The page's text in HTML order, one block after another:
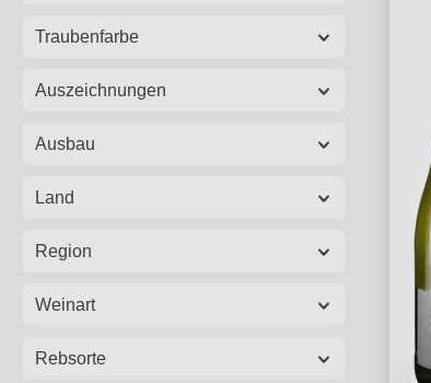
Traubenfarbe
Auszeichnungen
Ausbau
Land
Region
Weinart
Rebsorte